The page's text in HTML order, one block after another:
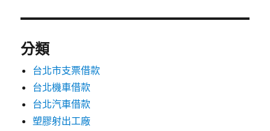
分類
台北市支票借款
台北機車借款
台北汽車借款
塑膠射出工廠